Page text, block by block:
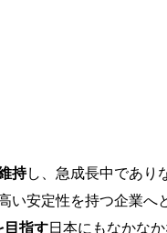
持し、急成長中であり
い安定性を持つ企業へ
目指す日本にもなかな